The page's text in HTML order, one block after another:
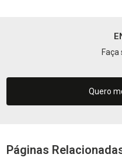
Quero
Páginas